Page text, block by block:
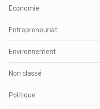
Economie
Entrepreneuriat
Environnement
Non classé
Politique